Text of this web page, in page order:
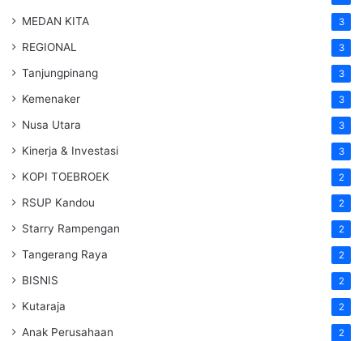
MEDAN KITA 3
REGIONAL 3
Tanjungpinang 3
Kemenaker 3
Nusa Utara 3
Kinerja & Investasi 3
KOPI TOEBROEK 2
RSUP Kandou 2
Starry Rampengan 2
Tangerang Raya 2
BISNIS 2
Kutaraja 2
Anak Perusahaan 2